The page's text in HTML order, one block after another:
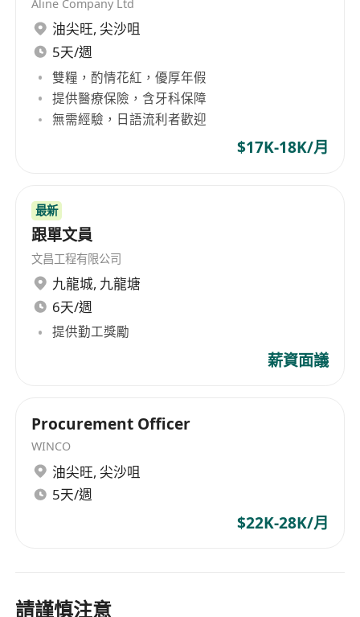
Aline Company Ltd
油尖旺, 尖沙咀
5天/週
雙糧，酌情花紅，優厚年假
提供醫療保險，含牙科保障
無需經驗，日語流利者歡迎
$17K-18K/月
最新
跟單文員
文昌工程有限公司
九龍城, 九龍塘
6天/週
提供勤工獎勵
薪資面議
Procurement Officer
WINCO
油尖旺, 尖沙咀
5天/週
$22K-28K/月
請謹慎注意